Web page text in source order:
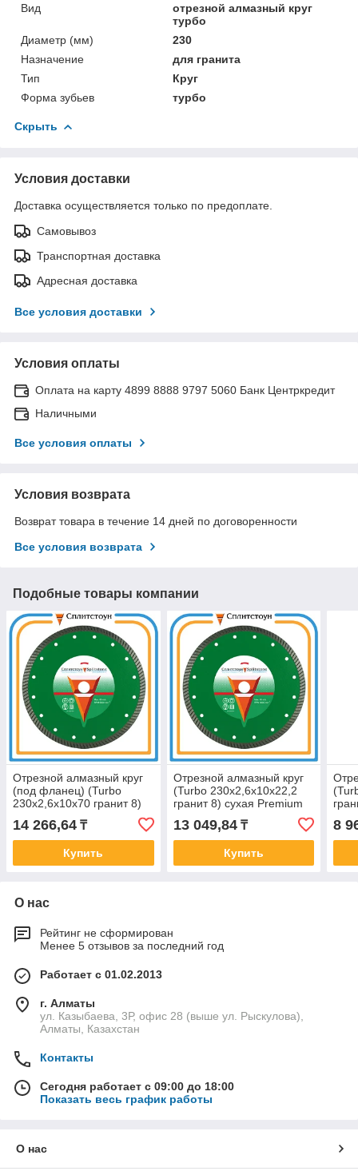
Вид
отрезной алмазный круг
турбо
Диаметр (мм)
230
Назначение
для гранита
Тип
Круг
Форма зубьев
турбо
Скрыть
Условия доставки
Доставка осуществляется только по предоплате.
Самовывоз
Транспортная доставка
Адресная доставка
Все условия доставки
Условия оплаты
Оплата на карту 4899 8888 9797 5060 Банк Центркредит
Наличными
Все условия оплаты
Условия возврата
Возврат товара в течение 14 дней по договоренности
Все условия возврата
Подобные товары компании
Отрезной алмазный круг
(под фланец) (Turbo
230x2,6x10x70 гранит 8)
сухая Premium
14 266,64 ₸
Купить
Отрезной алмазный круг
(Turbo 230x2,6x10x22,2
гранит 8) сухая Premium
13 049,84₸
Купить
8
О нас
Рейтинг не сформирован
Менее 5 отзывов за последний год
Работает с 01.02.2013
г. Алматы
ул. Казыбаева, 3Р, офис 28 (выше ул. Рыскулова),
Алматы, Казахстан
Контакты
Сегодня работает с 09:00 до 18:00
Показать весь график работы
О нас